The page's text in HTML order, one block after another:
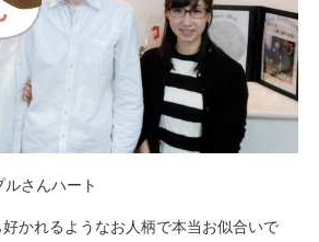
さんハート
かれるようなお人柄で本当お似合いで